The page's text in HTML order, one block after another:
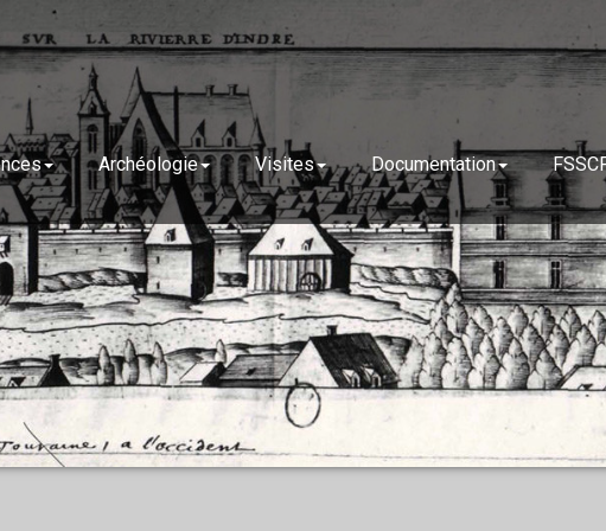
Archéologie Visites Documentation